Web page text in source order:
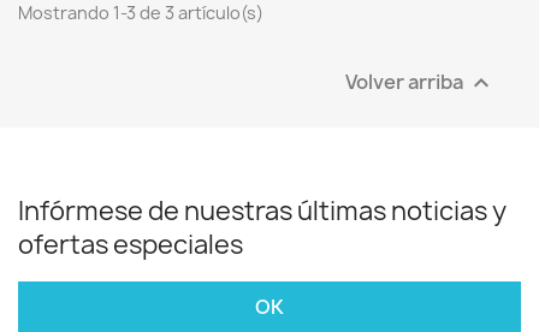
Mostrando 1-3 de 3 artículo(s)
Volver arriba 
Infórmese de nuestras últimas noticias y
ofertas especiales